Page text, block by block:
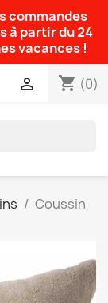
commandes
à partir du 24
vacances !
shopping_cart (0)

Coussin